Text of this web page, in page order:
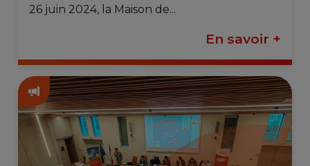
26 juin 2024, la Maison de...
En savoir +